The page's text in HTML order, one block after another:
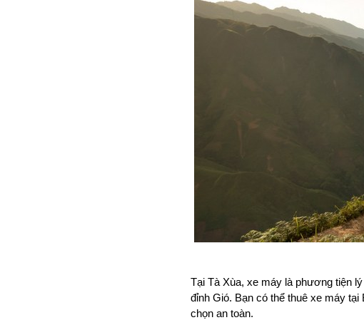
Tại Tà Xùa, xe máy là phương tiện
đỉnh Gió. Bạn có thể thuê xe máy
chọn an toàn.